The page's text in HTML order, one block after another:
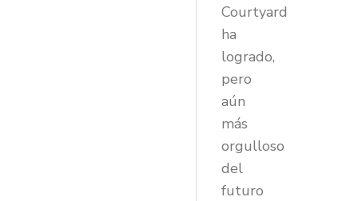
Courtyard
ha
logrado,
pero
aún
más
orgulloso
del
futuro